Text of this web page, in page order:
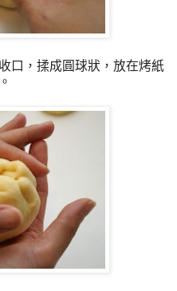
口，揉成圓球狀，放在烤紙